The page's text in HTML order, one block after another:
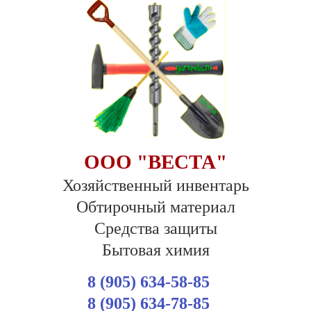
ООО "ВЕСТА"
Хозяйственный инвентарь
Обтирочный материал
Средства защиты
Бытовая химия
8 (905) 634-58-85
8 (905) 634-78-85